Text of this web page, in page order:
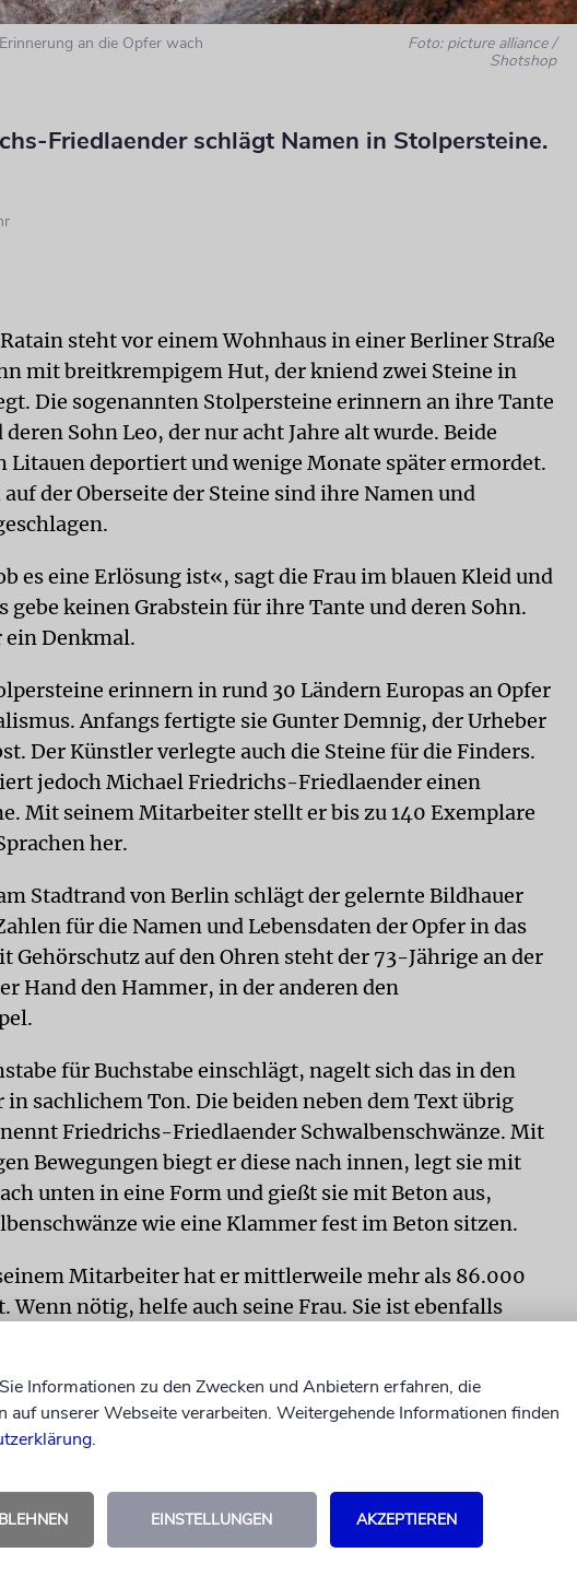
an die Opfer wach
Foto: picture alliance /
Shotshop
Friedlaender schlägt Namen in Stolpersteine.
steht vor einem Wohnhaus in einer Berliner Straße
mit breitkrempigem Hut, der kniend zwei Steine in
Die sogenannten Stolpersteine erinnern an ihre Tante
Sohn Leo, der nur acht Jahre alt wurde. Beide
Litauen deportiert und wenige Monate später ermordet.
der Oberseite der Steine sind ihre Namen und
es eine Erlösung ist«, sagt die Frau im blauen Kleid und
gebe keinen Grabstein für ihre Tante und deren Sohn.
ein Denkmal.
erinnern in rund 30 Ländern Europas an Opfer
Anfangs fertigte sie Gunter Demnig, der Urheber
Der Künstler verlegte auch die Steine für die Finders.
jedoch Michael Friedrichs-Friedlaender einen
Mit seinem Mitarbeiter stellt er bis zu 140 Exemplare
her.
Stadtrand von Berlin schlägt der gelernte Bildhauer
für die Namen und Lebensdaten der Opfer in das
Gehörschutz auf den Ohren steht der 73-Jährige an der
Hand den Hammer, in der anderen den
für Buchstabe einschlägt, nagelt sich das in den
in sachlichem Ton. Die beiden neben dem Text übrig
Friedrichs-Friedlaender Schwalbenschwänze. Mit
Bewegungen biegt er diese nach innen, legt sie mit
unten in eine Form und gießt sie mit Beton aus,
wie eine Klammer fest im Beton sitzen.
Mitarbeiter hat er mittlerweile mehr als 86.000
Wenn nötig, helfe auch seine Frau. Sie ist ebenfalls
aufgewachsen, »die sich einen Dreck um das Dritte
weil sie es vergessen wollten«, sagt Friedrichs-
Großvater habe vermutlich jüdische Wurzeln gehabt.
um in einem Klima des Antisemitismus leichter
zu kommen. So sei sein eigener Doppelname entstanden,
Informationen zu den Zwecken und Anbietern erfahren, die
auf unserer Webseite verarbeiten. Weitergehende Informationen finden
.
EINSTELLUNGEN AKZEPTIEREN